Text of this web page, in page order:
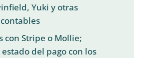
Yuki y otras
con Stripe o Mollie;
del pago con los